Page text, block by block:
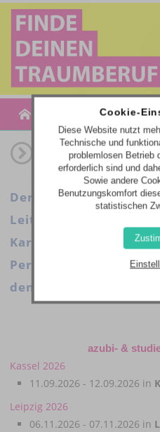
MESSETERMINE
AZUBITAGE-PLUS | JOB- &
WEBCODE-EINGABE
Der Einstieg ins
Leitmessen für
Karriere bieten seit
Perspektiven für die
den Horizont!
azubi- &
Kassel 2026
11.09.2026 - 12.09.2026 in
Leipzig 2026
06.11.2026 - 07.11.2026 in
Cookie-
Diese Website nutzt
Technische und
problemlosen Betrieb
erforderlich sind und
Sowie andere
Benutzungskomfort
statistischen